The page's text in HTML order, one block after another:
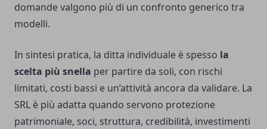
domande valgono più di un confronto generico tra
modelli.
In sintesi pratica, la ditta individuale è spesso la
scelta più snella per partire da soli, con rischi
limitati, costi bassi e un’attività ancora da validare. La
SRL è più adatta quando servono protezione
patrimoniale, soci, struttura, credibilità, investimenti